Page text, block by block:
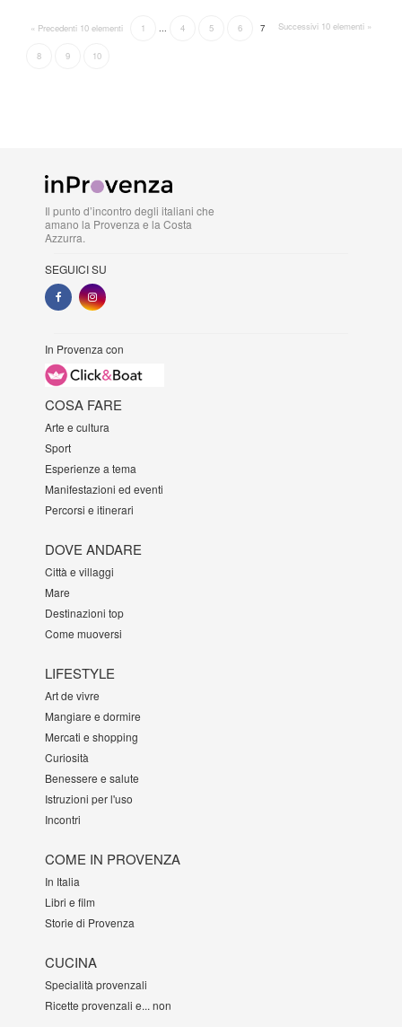
« Precedenti 10 elementi Successivi 10 elementi »
1 ... 4 5 6 7
8 9 10
Il punto d’incontro degli italiani che
amano la Provenza e la Costa
Azzurra.
SEGUICI SU
In Provenza con
COSA FARE
Arte e cultura
Sport
Esperienze a tema
Manifestazioni ed eventi
Percorsi e itinerari
DOVE ANDARE
Città e villaggi
Mare
Destinazioni top
Come muoversi
LIFESTYLE
Art de vivre
Mangiare e dormire
Mercati e shopping
Curiosità
Benessere e salute
Istruzioni per l'uso
Incontri
COME IN PROVENZA
In Italia
Libri e film
Storie di Provenza
CUCINA
Specialità provenzali
Ricette provenzali e... non